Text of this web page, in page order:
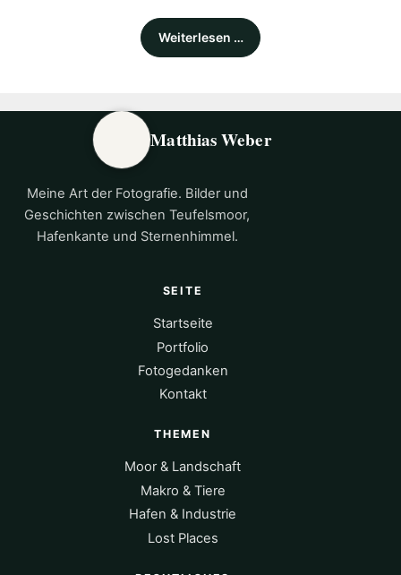
Weiterlesen …
Matthias Weber
Meine Art der Fotografie. Bilder und
Geschichten zwischen Teufelsmoor,
Hafenkante und Sternenhimmel.
SEITE
Startseite
Portfolio
Fotogedanken
Kontakt
THEMEN
Moor & Landschaft
Makro & Tiere
Hafen & Industrie
Lost Places